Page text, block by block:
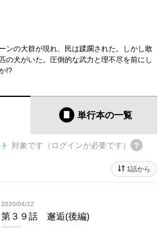
ンの大群が現れ、民は蹂躙された。しかし敢
の犬がいた。圧倒的な武力と理不尽を前にし
!?
単行本の一覧
対象です（ログインが必要です）
1話から
2020/04/12
第３９話 邂逅(後編)